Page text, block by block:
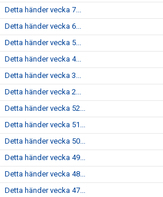
Detta händer vecka 7...
Detta händer vecka 6...
Detta händer vecka 5...
Detta händer vecka 4...
Detta händer vecka 3...
Detta händer vecka 2...
Detta händer vecka 52...
Detta händer vecka 51...
Detta händer vecka 50...
Detta händer vecka 49...
Detta händer vecka 48...
Detta händer vecka 47...